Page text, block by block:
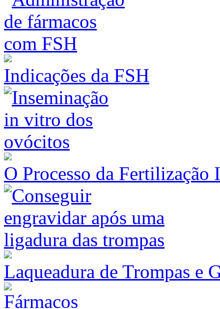
Indicações da FSH
O Processo da Fertilização
Laqueadura de Trompas e